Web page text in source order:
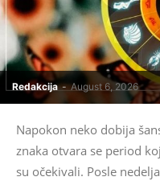
Redakcija - August 6, 2026
Napokon neko dobija
znaka otvara se period
su očekivali. Posle